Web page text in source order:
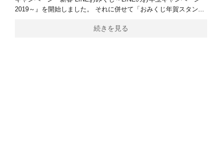
2019～』を開始しました。 それに併せて「おみくじ年賀スタン...
続きを見る